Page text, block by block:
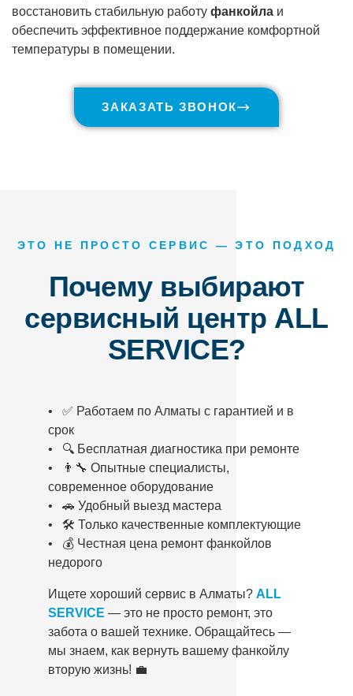
восстановить стабильную работу фанкойла и
обеспечить эффективное поддержание комфортной
температуры в помещении.
ЗАКАЗАТЬ ЗВОНОК
ЭТО НЕ ПРОСТО СЕРВИС — ЭТО ПОДХОД
Почему выбирают
сервисный центр ALL
SERVICE?
• ✅ Работаем по Алматы с гарантией и в
срок
• 🔍 Бесплатная диагностика при ремонте
• 👨‍🔧 Опытные специалисты,
современное оборудование
• 🚗 Удобный выезд мастера
• 🛠️ Только качественные комплектующие
• 💰 Честная цена ремонт фанкойлов
недорого
Ищете хороший сервис в Алматы? ALL
SERVICE — это не просто ремонт, это
забота о вашей технике. Обращайтесь —
мы знаем, как вернуть вашему фанкойлу
вторую жизнь! 💼